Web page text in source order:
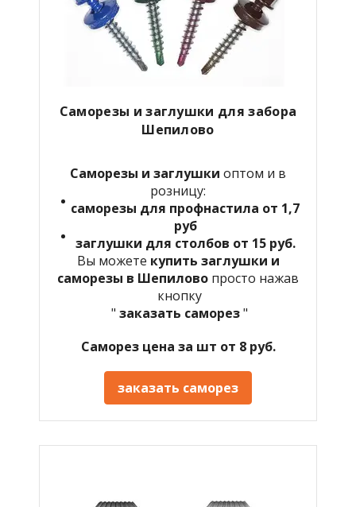
Саморезы и заглушки для забора
Шепилово
Саморезы и заглушки оптом и в
розницу:
саморезы для профнастила от 1,7
руб
заглушки для столбов от 15 руб.
Вы можете купить заглушки и
саморезы в Шепилово просто нажав
кнопку
" заказать саморез"
Саморез цена за шт от 8 руб.
заказать саморез